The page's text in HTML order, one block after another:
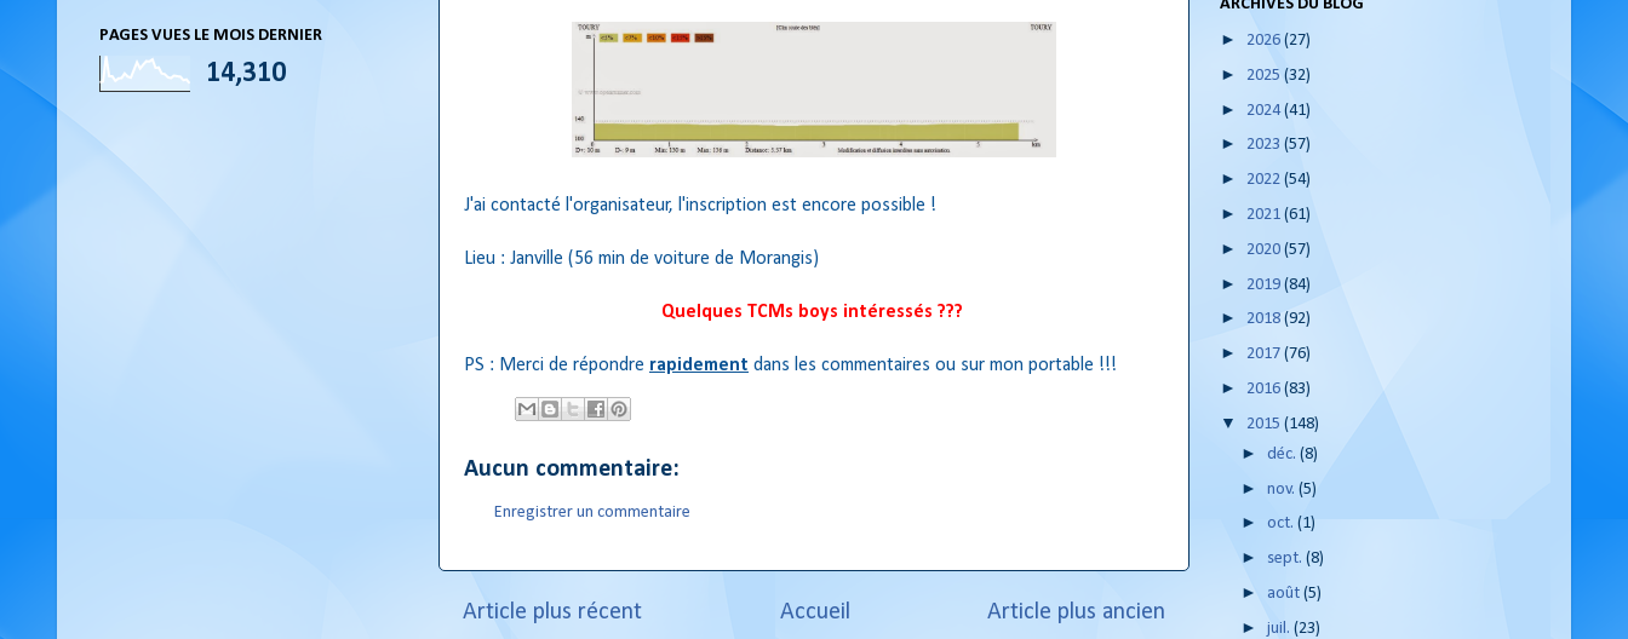
J'ai contacté l'organisateur, l'inscription est encore possible !
Lieu : Janville (56 min de voiture de Morangis)
Quelques TCMs boys intéressés ???
PS : Merci de répondre rapidement dans les commentaires ou sur mon portable !!!
Aucun commentaire:
Enregistrer un commentaire
Article plus récent Article plus ancien
Accueil
PAGES VUES LE MOIS DERNIER
14,310
ARCHIVES DU BLOG
► 2026 (27)
► 2025 (32)
► 2024(41)
► 2023 (57)
► 2022 (54)
► 2021 (61)
► 2020 (57)
► 2019 (84)
► 2018 (92)
► 2017 (76)
► 2016 (83)
▼ 2015 (148)
►déc.(8)
►nov.(5)
► oct.(1)
► sept.(8)
► août(5)
►juil.(23)